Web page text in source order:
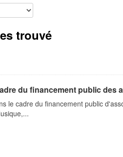
trouvé
du financement public des
le cadre du financement public